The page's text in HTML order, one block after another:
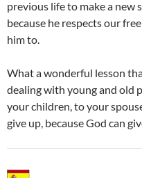
previous life to make a new
because he respects our
him to.
What a wonderful lesson
dealing with young and old
your children, to your
give up, because God can